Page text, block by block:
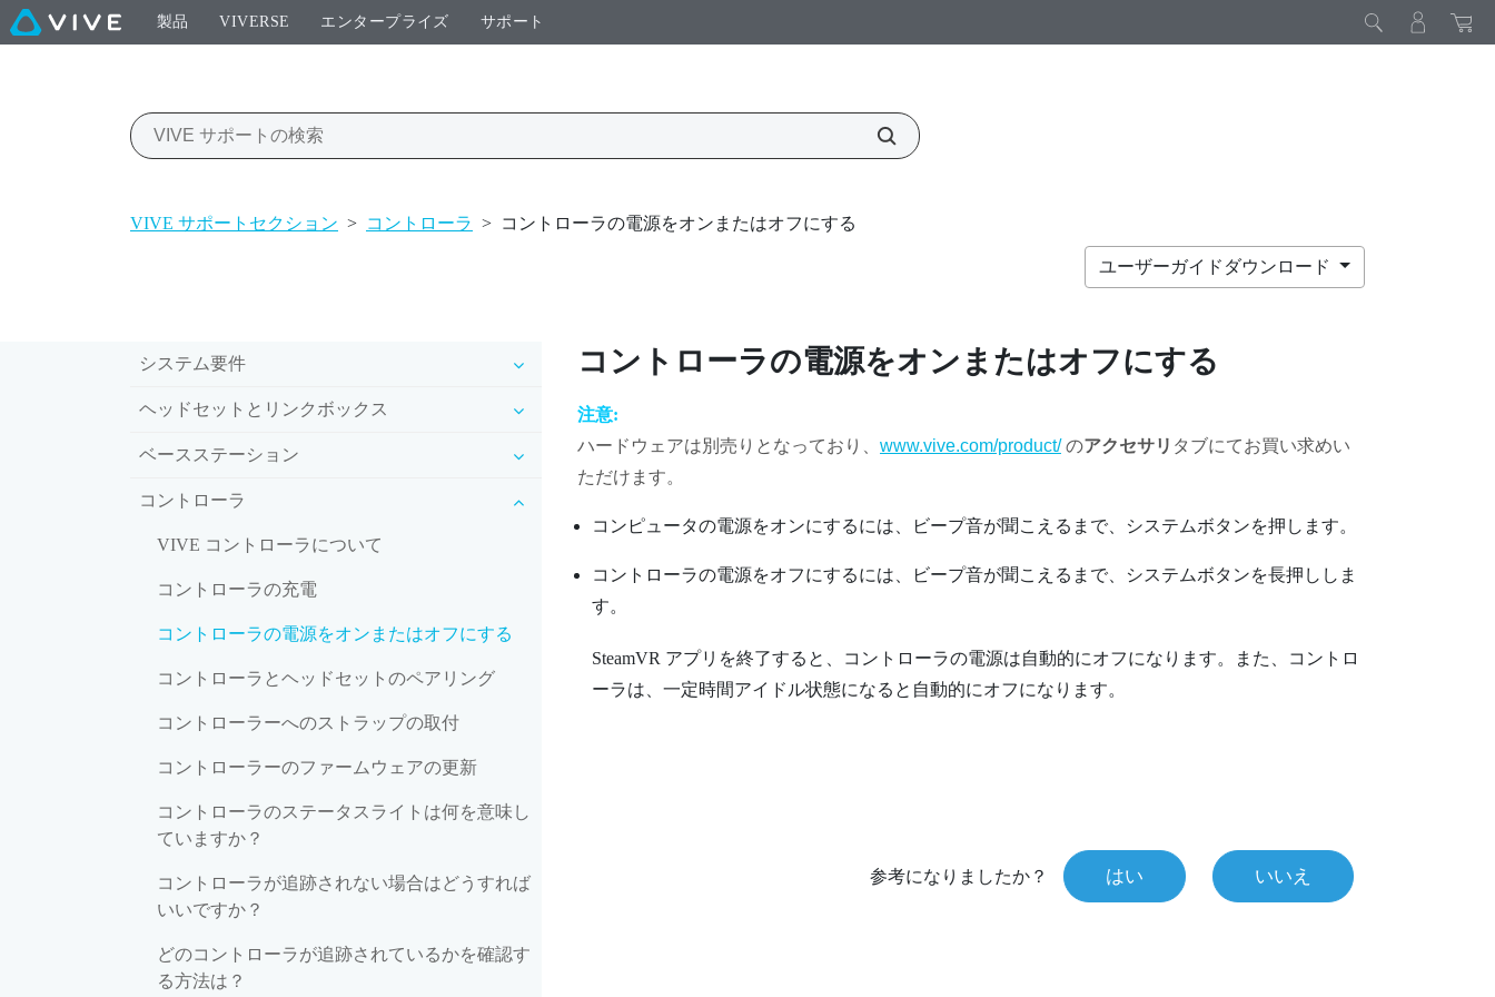
製品 VIVERSE エンタープライズ サポート
VIVE サポートセクション > コントローラ > コントローラの電源をオンまたはオフにする
ユーザーガイドダウンロード
システム要件
ヘッドセットとリンクボックス
ベースステーション
コントローラ
VIVE コントローラについて
コントローラの充電
コントローラの電源をオンまたはオフにする
コントローラとヘッドセットのペアリング
コントローラーへのストラップの取付
コントローラーのファームウェアの更新
コントローラのステータスライトは何を意味し
ていますか？
コントローラが追跡されない場合はどうすれば
いいですか？
どのコントローラが追跡されているかを確認す
る方法は？
コントローラの電源をオンまたはオフにする
注意:
ハードウェアは別売りとなっており、 www.vive.com/product/のアクセサリ タブにてお買い求めい
ただけます。
コンピュータの電源をオンにするには、ビープ音が聞こえるまで、 システムボタンを押します。
コントローラの電源をオフにするには、ビープ音が聞こえるまで、 システムボタンを長押ししま
す。
SteamVR アプリを終了すると、コントローラの電源は自動的にオフになります。また、コントロ
ーラは、一定時間アイドル状態になると自動的にオフになります。
参考になりましたか？ はい いいえ